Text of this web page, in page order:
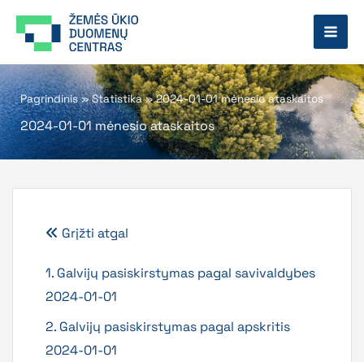
prie
Pagrindinis»Statistika»2024-01-01 mėnesio ataskaitos
2024-01-01 mėnesio ataskaitos
Grįžti atgal
1. Galvijų pasiskirstymas pagal savivaldybes
2024-01-01
2. Galvijų pasiskirstymas pagal apskritis
2024-01-01